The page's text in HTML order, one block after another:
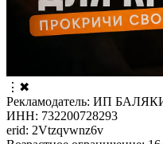
⋮ ✖
Рекламодатель: ИП
ИНН: 732200728293
erid: 2Vtzqvwnz6v